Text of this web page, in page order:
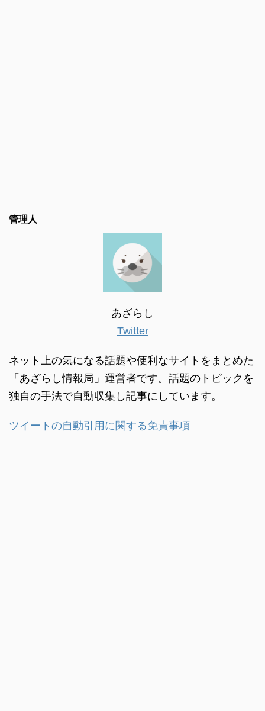
管理人
あざらし
Twitter
ネット上の気になる話題や便利なサイトをまとめた
「あざらし情報局」運営者です。話題のトピックを
独自の手法で自動収集し記事にしています。
ツイートの自動引用に関する免責事項